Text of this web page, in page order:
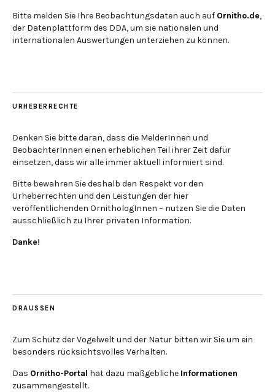
Bitte melden Sie Ihre Beobachtungsdaten auch auf Ornitho.de,
der Datenplattform des DDA, um sie nationalen und
internationalen Auswertungen unterziehen zu können.
URHEBERRECHTE
Denken Sie bitte daran, dass die MelderInnen und
BeobachterInnen einen erheblichen Teil ihrer Zeit dafür
einsetzen, dass wir alle immer aktuell informiert sind.
Bitte bewahren Sie deshalb den Respekt vor den
Urheberrechten und den Leistungen der hier
veröffentlichenden OrnithologInnen – nutzen Sie die Daten
ausschließlich zu Ihrer privaten Information.
Danke!
DRAUSSEN
Zum Schutz der Vogelwelt und der Natur bitten wir Sie um ein
besonders rücksichtsvolles Verhalten.
Das Ornitho-Portal hat dazu maßgebliche Informationen
zusammengestellt.